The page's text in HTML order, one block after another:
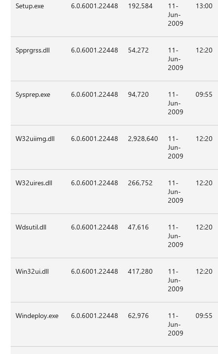
Setup.exe 6.0.6001.22448 192,584
11-
Jun-
2009
13:00
Spprgrss.dll 6.0.6001.22448 54,272
11-
Jun-
2009
12:20
Sysprep.exe 6.0.6001.22448 94,720
11-
Jun-
2009
09:55
W32uiimg.dll 6.0.6001.22448 2,928,640
11-
Jun-
2009
12:20
W32uires.dll 6.0.6001.22448 266,752
11-
Jun-
2009
12:20
Wdsutil.dll 6.0.6001.22448 47,616
11-
Jun-
2009
12:20
Win32ui.dll 6.0.6001.22448 417,280
11-
Jun-
2009
12:20
Windeploy.exe 6.0.6001.22448 62,976
11-
Jun-
2009
09:55